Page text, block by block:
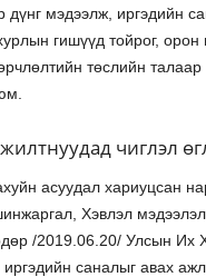
мэдээлж, иргэдийн
гишүүд тойрог, орон
төслийн талаар
чиглэл
асуудал хариуцсан
Хэвлэл
/2019.06.20/ Улсын Их
саналыг авах